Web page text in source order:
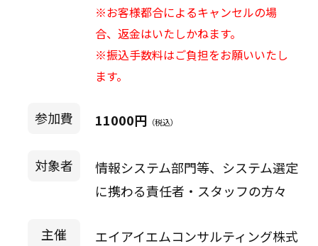
※お客様都合によるキャンセルの場
合、返金はいたしかねます。
※振込手数料はご負担をお願いいたし
ます。
参加費 11000円 （税込）
対象者
情報システム部門等、システム選定
に携わる責任者・スタッフの方々
主催
エイアイエムコンサルティング株式